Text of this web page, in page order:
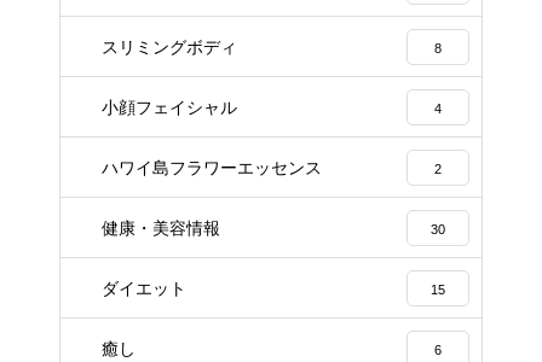
スリミングボディ 8
小顔フェイシャル 4
ハワイ島フラワーエッセンス 2
健康・美容情報 30
ダイエット 15
癒し 6